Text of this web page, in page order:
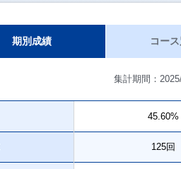
期別成績 コー
集計期間：
45.60%
125回